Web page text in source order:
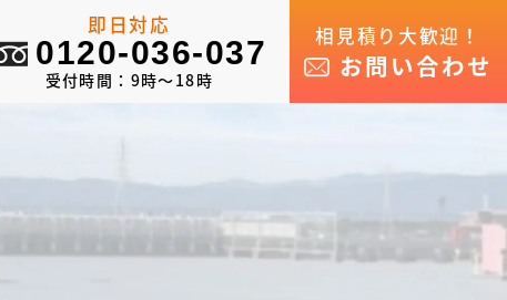
即日対応
0120-036-037
受付時間：9時～18時
相見積り大歓迎！
お問い合わせ